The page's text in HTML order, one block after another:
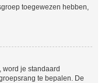
toegewezen hebben,
je standaard
te bepalen. De